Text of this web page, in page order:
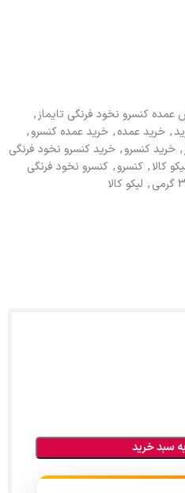
کنسرو نخود فرنگی تایماز,
, خرید عمده, خرید عمده کنسرو,
, خرید کنسرو, خرید کنسرو نخود فرنگی
کالا, کنسرو, کنسرو نخود فرنگی
, لیکو کالا
سبد خرید